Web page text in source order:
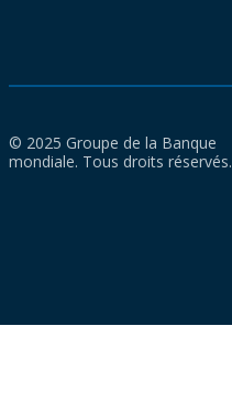
© 2025 Groupe de la Banque
mondiale. Tous droits réservés.